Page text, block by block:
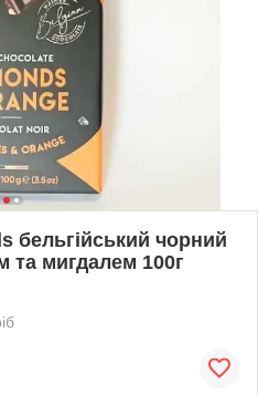
бельгійський чорний
та мигдалем 100г